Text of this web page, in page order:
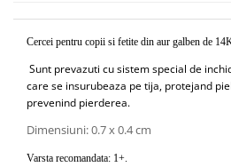
Cercei pentru copii si fetite din aur galben de
Sunt prevazuti cu sistem special de
care se insurubeaza pe tija, protejand
prevenind pierderea.
Dimensiuni: 0.7 x 0.4 cm
Varsta recomandata: 1+.